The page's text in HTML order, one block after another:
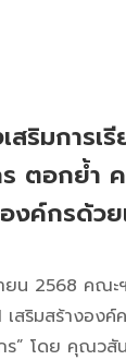
สริมการเ
ตอกย้ำ
ค์กรด้วย
คณะฯ
เสริมสร้างอง
ร” โดย คุณว